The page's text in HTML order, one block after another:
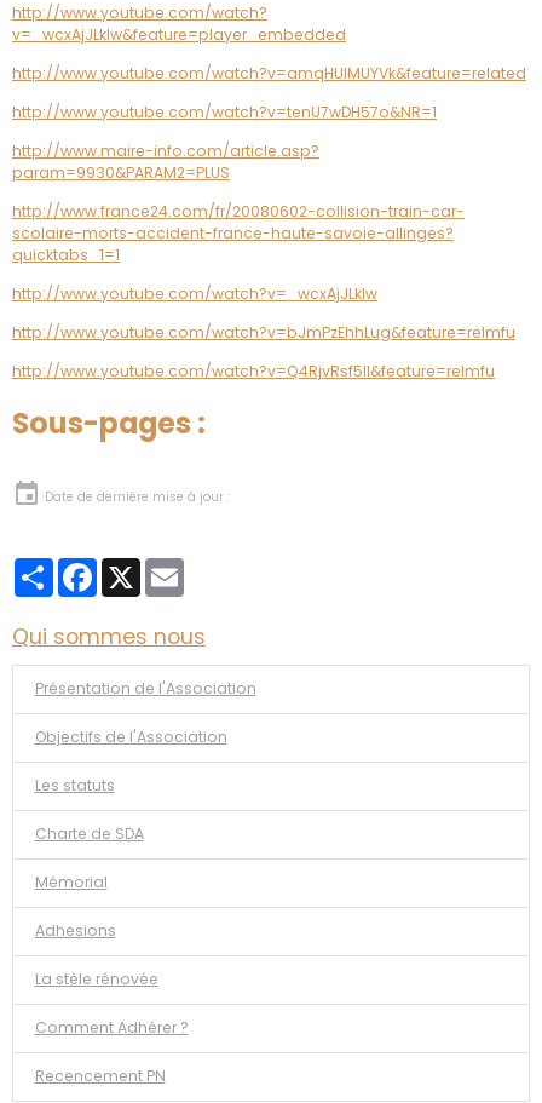
http://www.youtube.com/watch?
v=_wcxAjJLklw&feature=player_embedded
http://www.youtube.com/watch?v=amqHUIMUYVk&feature=related
http://www.youtube.com/watch?v=tenU7wDH57o&NR=1
http://www.maire-info.com/article.asp?
param=9930&PARAM2=PLUS
http://www.france24.com/fr/20080602-collision-train-car-
scolaire-morts-accident-france-haute-savoie-allinges?
quicktabs_1=1
http://www.youtube.com/watch?v=_wcxAjJLklw
http://www.youtube.com/watch?v=bJmPzEhhLug&feature=relmfu
http://www.youtube.com/watch?v=Q4RjvRsf5lI&feature=relmfu
Sous-pages :
Date de dernière mise à jour :
PartagerFacebook
X
Qui sommes nous
Présentation de l'Association
Objectifs de l'Association
Les statuts
Charte de SDA
Mémorial
Adhesions
La stèle rénovée
Comment Adhérer ?
Recencement PN